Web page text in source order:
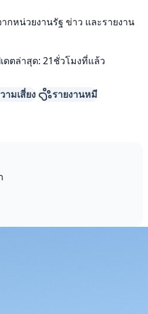
หน่วยงานรัฐ ข่าว และรายงาน
ดตล่าสุด: 21ชั่วโมงที่แล้ว
ามเสี่ยง รายงานหมี